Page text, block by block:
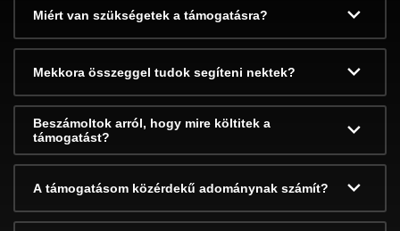
Miért van szükségetek a támogatásra?
Mekkora összeggel tudok segíteni nektek?
Beszámoltok arról, hogy mire költitek a
támogatást?
A támogatásom közérdekű adománynak számít?